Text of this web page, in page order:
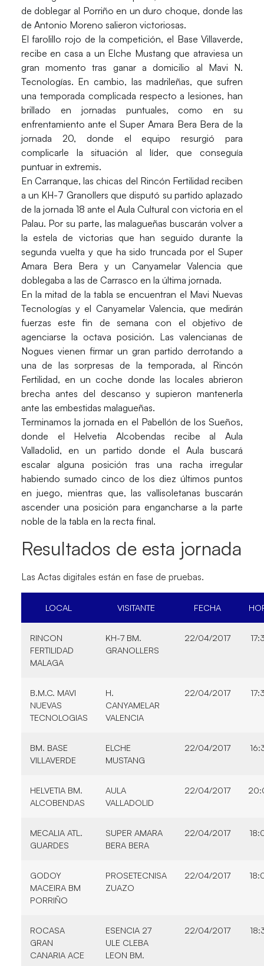
de doblegar al Porriño en un duro choque, donde las
de Antonio Moreno salieron victoriosas.
El farolillo rojo de la competición, el Base Villaverde,
recibe en casa a un Elche Mustang que atraviesa un
gran momento tras ganar a domicilio al Mavi N.
Tecnologías. En cambio, las madrileñas, que sufren
una temporada complicada respecto a lesiones, han
brillado en jornadas puntuales, como en su
enfrentamiento ante el Super Amara Bera Bera de la
jornada 20, donde el equipo resurgió para
complicarle la situación al líder, que conseguía
puntuar in extremis.
En Carranque, las chicas del Rincón Fertilidad reciben
a un KH-7 Granollers que disputó su partido aplazado
de la jornada 18 ante el Aula Cultural con victoria en el
Palau. Por su parte, las malagueñas buscarán volver a
la estela de victorias que han seguido durante la
segunda vuelta y que ha sido truncada por el Super
Amara Bera Bera y un Canyamelar Valencia que
doblegaba a las de Carrasco en la última jornada.
En la mitad de la tabla se encuentran el Mavi Nuevas
Tecnologías y el Canyamelar Valencia, que medirán
fuerzas este fin de semana con el objetivo de
agenciarse la octava posición. Las valencianas de
Nogues vienen firmar un gran partido derrotando a
una de las sorpresas de la temporada, al Rincón
Fertilidad, en un coche donde las locales abrieron
brecha antes del descanso y supieron mantenerla
ante las embestidas malagueñas.
Terminamos la jornada en el Pabellón de los Sueños,
donde el Helvetia Alcobendas recibe alAula
Valladolid, en un partido donde el Aula buscará
escalar alguna posición tras una racha irregular
habiendo sumado cinco de los diez últimos puntos
en juego, mientras que, las vallisoletanas buscarán
ascender una posición para engancharse a la parte
noble de la tabla en la recta final.
Resultados de esta jornada
Las Actas digitales están en fase de pruebas.
LOCAL VISITANTE FECHA
RINCON
FERTILIDAD
MALAGA
KH-7 BM.
GRANOLLERS
22/04/2017
B.M.C. MAVI
NUEVAS
TECNOLOGIAS
H.
CANYAMELAR
VALENCIA
22/04/2017
BM. BASE
VILLAVERDE
ELCHE
MUSTANG
22/04/2017
HELVETIA BM.
ALCOBENDAS
AULA
VALLADOLID
22/04/2017
MECALIA ATL.
GUARDES
SUPER AMARA
BERA BERA
22/04/2017
GODOY
MACEIRA BM
PORRIÑO
PROSETECNISA
ZUAZO
22/04/2017
ROCASA
GRAN
CANARIA ACE
ESENCIA 27
ULE CLEBA
LEON BM.
22/04/2017